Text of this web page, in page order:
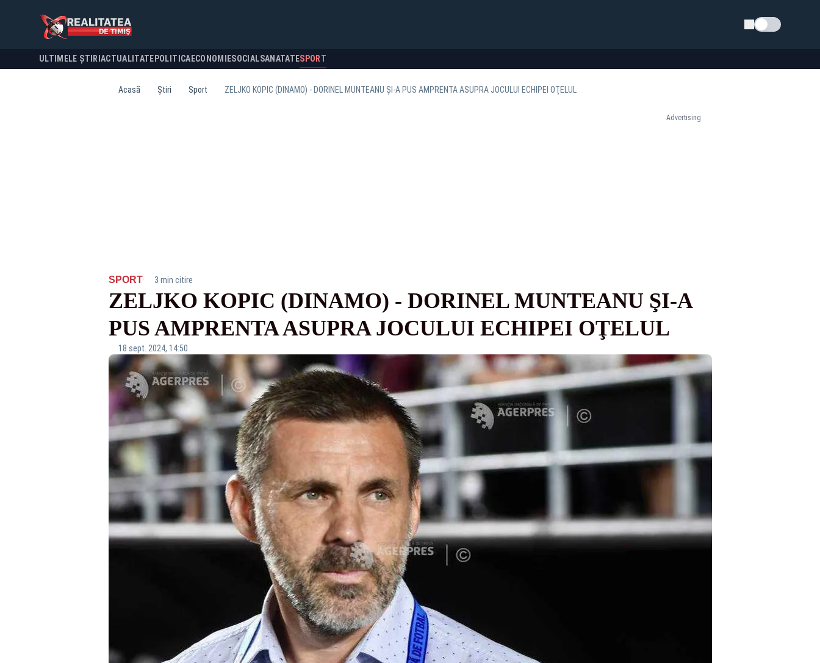
Schimba tema
ULTIMELE ȘTIRI ACTUALITATE POLITICA ECONOMIESOCIALSANATATESPORT
Acasă Știri Sport ZELJKO KOPIC (DINAMO) - DORINEL MUNTEANU ŞI-A PUS AMPRENTA ASUPRA JOCULUI ECHIPEI OŢELUL
Advertising
SPORT· 3 min citire
ZELJKO KOPIC (DINAMO) - DORINEL MUNTEANU ŞI-A
PUS AMPRENTA ASUPRA JOCULUI ECHIPEI OŢELUL
18 sept. 2024, 14:50